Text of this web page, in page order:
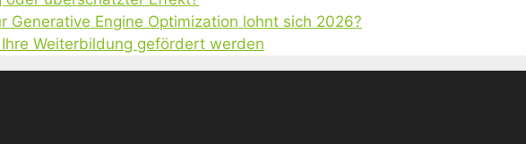
Generative Engine Optimization lohnt sich 2026?
Weiterbildung gefördert werden